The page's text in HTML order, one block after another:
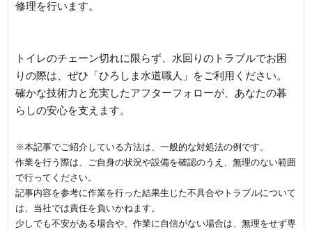
修理を行います。
トイレのチェーン切れに限らず、水回りのトラブルでお困
りの際は、ぜひ「ひろしま水道職人」をご利用ください。
確かな技術力と充実したアフターフォローが、あなたの暮
らしの安心を支えます。
※本記事でご紹介している方法は、一般的な対処法の例です。
作業を行う際は、ご自身の状況や設備を確認のうえ、無理のない範囲
で行ってください。
記事内容を参考に作業を行った結果生じた不具合やトラブルについて
は、当社では責任を負いかねます。
少しでも不安がある場合や、作業に自信がない場合は、無理をせず専